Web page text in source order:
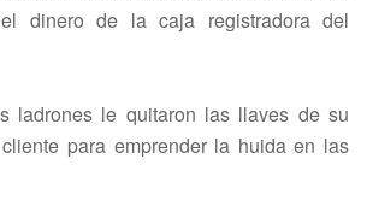
dinero de la caja registradora del
ladrones le quitaron las llaves de su
para emprender la huida en las